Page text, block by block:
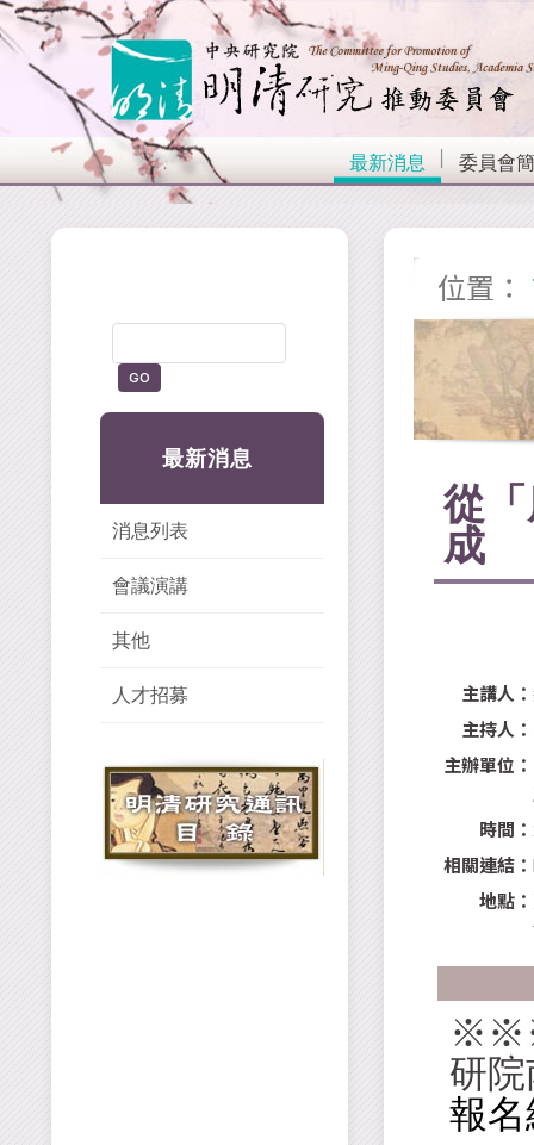
最新消息 委員會
最新消息
消息列表
會議演講
其他
人才招募
位置：
從
成
主講人：
主持人：
主辦單位：
時間：
相關連結：
地點：
研
報